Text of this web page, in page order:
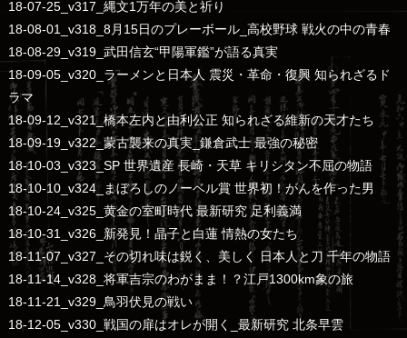
18-07-25_v317_縄文1万年の美と祈り
18-08-01_v318_8月15日のプレーボール_高校野球 戦火の中の青春
18-08-29_v319_武田信玄“甲陽軍鑑”が語る真実
18-09-05_v320_ラーメンと日本人 震災・革命・復興 知られざるド
ラマ
18-09-12_v321_橋本左内と由利公正 知られざる維新の天才たち
18-09-19_v322_蒙古襲来の真実_鎌倉武士 最強の秘密
18-10-03_v323_SP 世界遺産 長崎・天草 キリシタン不屈の物語
18-10-10_v324_まぼろしのノーベル賞 世界初！がんを作った男
18-10-24_v325_黄金の室町時代 最新研究 足利義満
18-10-31_v326_新発見！晶子と白蓮 情熱の女たち
18-11-07_v327_その切れ味は鋭く、美しく 日本人と刀 千年の物語
18-11-14_v328_将軍吉宗のわがまま！？江戸1300km象の旅
18-11-21_v329_鳥羽伏見の戦い
18-12-05_v330_戦国の扉はオレが開く_最新研究 北条早雲